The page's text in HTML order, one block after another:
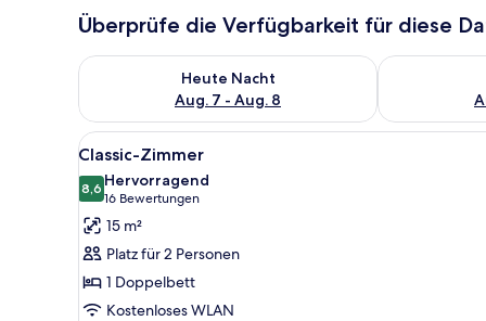
Überprüfe die Verfügbarkeit für diese
Heute Nacht
Aug. 7 - Aug. 8
Überprüfe die Verfügbarkeit für heute Nacht, Aug. 7
Überprüfe
Alle
Fotos
für
Classic-
Zimmer
anzeigen
Ein Hotelzimmer mit Bett,
6
Classic-Zimmer
8,68,6 von 10
Hervorragend
16 Bewertungen
(16
Bewertungen)
15 m²
Platz für 2 Personen
1 Doppelbett
Kostenloses WLAN